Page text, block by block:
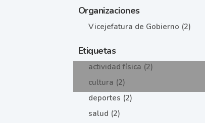
Organizaciones
Vicejefatura de Gobierno (2)
Etiquetas
actividad física (2)
cultura (2)
deportes (2)
salud (2)